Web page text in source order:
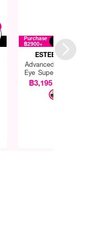
Purchase
฿2900+ Free
ESTEE LAUDER
Advanced Night
Eye Supercharged
Creme
Multi-Recovery
฿3,195